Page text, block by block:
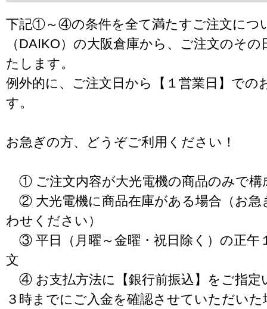
下記①～④の条件を全て満たすご注文につ
（DAIKO）の大阪倉庫から、ご注文のそ
たします。
例外的に、ご注文日から【１営業日】での
す。
お急ぎの方、どうぞご利用ください！
① ご注文内容が大光電機の商品のみで構
② 大光電機に商品在庫がある場合（お急
わせください）
③ 平日（月曜～金曜・祝日除く）の正午
文
④ お支払方法に【銀行前振込】をご指定
３時までにご入金を確認させていただいた